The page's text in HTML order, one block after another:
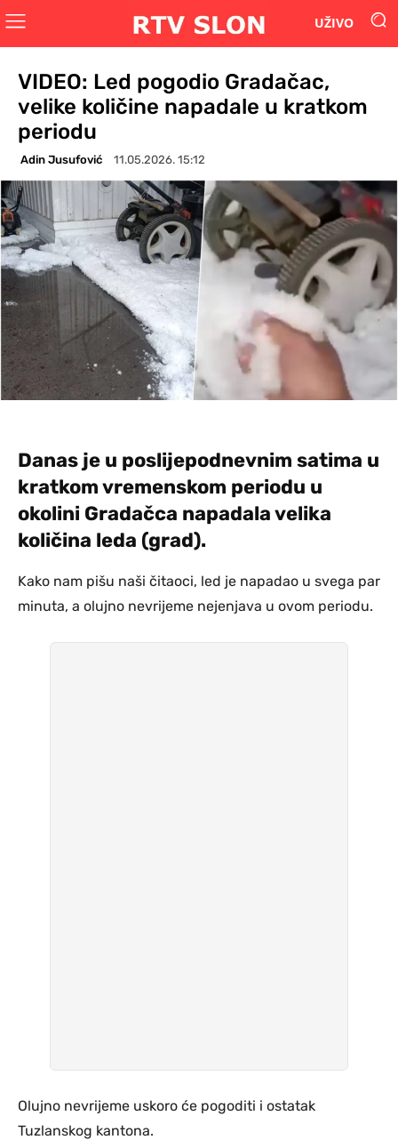
UŽIVO
VIDEO: Led pogodio Gradačac,
velike količine napadale u kratkom
periodu
Adin Jusufović 11.05.2026. 15:12
Danas je u poslijepodnevnim satima u
kratkom vremenskom periodu u
okolini Gradačca napadala velika
količina leda (grad).
Kako nam pišu naši čitaoci, led je napadao u svega par
minuta, a olujno nevrijeme nejenjava u ovom periodu.
Olujno nevrijeme uskoro će pogoditi i ostatak
Tuzlanskog kantona.